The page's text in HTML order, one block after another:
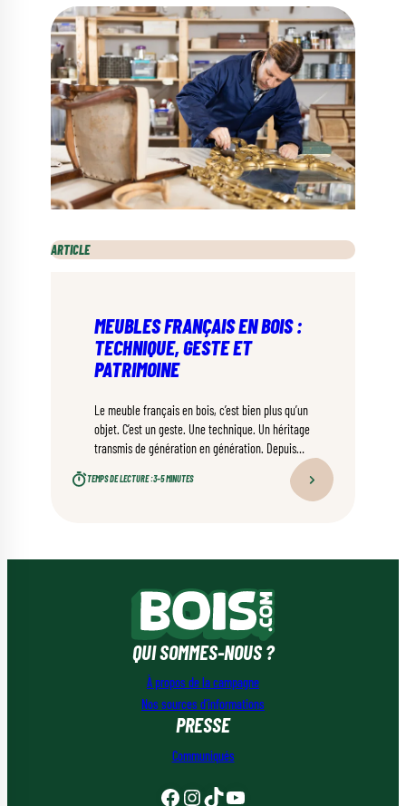
ARTICLE
MEUBLES FRANÇAIS EN BOIS :
TECHNIQUE, GESTE ET
PATRIMOINE
Le meuble français en bois, c’est bien plus qu’un
objet. C’est un geste. Une technique. Un héritage
transmis de génération en génération. Depuis
des siècles, les artisans français façonnent du
mobilier reconnu dans le monde entier pour sa
TEMPS DE LECTURE :3–5 MINUTES
QUI SOMMES-NOUS ?
À propos de la campagne
Nos sources d’informations
PRESSE
Communiqués
Facebook
Instagram
TikTokYouTube